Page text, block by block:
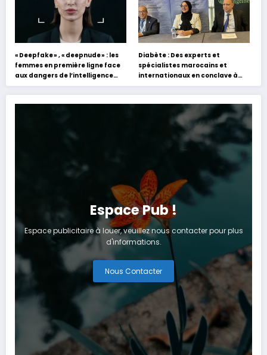
« Deepfake » , « deepnude » : les
femmes en première ligne face
aux dangers de l’intelligence
artificielle
Diabète : Des experts et
spécialistes marocains et
internationaux en conclave à
Tanger
Espace Pub !
Espace publicitaire à louer, veuillez nous contacter pour plus
d'informations.
Nous Contacter